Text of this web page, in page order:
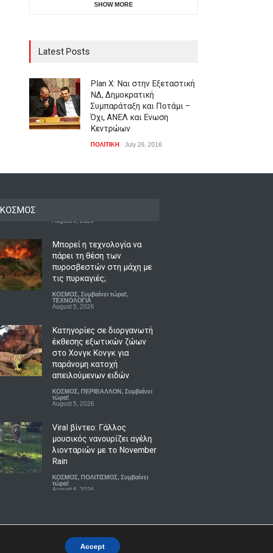
SHOW MORE
Latest Posts
Plan X: Ναι στην Εξεταστική
ΝΔ, Δημοκρατική
Συμπαράταξη και Ποτάμι –
Όχι, ΑΝΕΛ και Ενωση
Κεντρώων
ΠΟΛΙΤΙΚΗ July 26, 2016
ΚΟΣΜΟΣ
Μπορεί η τεχνολογία να
πάρει τη θέση των
πυροσβεστών στη μάχη με
τις πυρκαγιές;
ΚΟΣΜΟΣ Συμβαίνει τώρα!
ΤΕΧΝΟΛΟΓΙΑ
August 5, 2026
Κατηγορίες σε διοργανωτή
έκθεσης εξωτικών ζώων
στο Χονγκ Κονγκ για
παράνομη κατοχή
απειλούμενων ειδών
ΚΟΣΜΟΣ ΠΕΡΙΒΑΛΛΟΝ Συμβαίνει
τώρα!
August 5, 2026
Viral βίντεο: Γάλλος
μουσικός νανουρίζει αγέλη
λιονταριών με το November
Rain
ΚΟΣΜΟΣ ΠΟΛΙΤΙΣΜΟΣ Συμβαίνει
τώρα!
August 6, 2026
τέσσερις νεκροί από τις
πλήττουν τη χώρα
Accept